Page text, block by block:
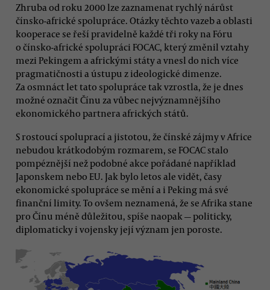
Zhruba od roku 2000 lze zaznamenat rychlý nárůst
čínsko-africké spolupráce. Otázky těchto vazeb a oblasti
kooperace se řeší pravidelně každé tři roky na Fóru
o čínsko-africké spolupráci FOCAC, který změnil vztahy
mezi Pekingem a africkými státy a vnesl do nich více
pragmatičnosti a ústupu z ideologické dimenze.
Za osmnáct let tato spolupráce tak vzrostla, že je dnes
možné označit Čínu za vůbec nejvýznamnějšího
ekonomického partnera afrických států.
S rostoucí spoluprací a jistotou, že čínské zájmy v Africe
nebudou krátkodobým rozmarem, se FOCAC stalo
pompéznější než podobné akce pořádané například
Japonskem nebo EU. Jak bylo letos ale vidět, časy
ekonomické spolupráce se mění a i Peking má své
finanční limity. To ovšem neznamená, že se Afrika stane
pro Čínu méně důležitou, spíše naopak — politicky,
diplomaticky i vojensky její význam jen poroste.